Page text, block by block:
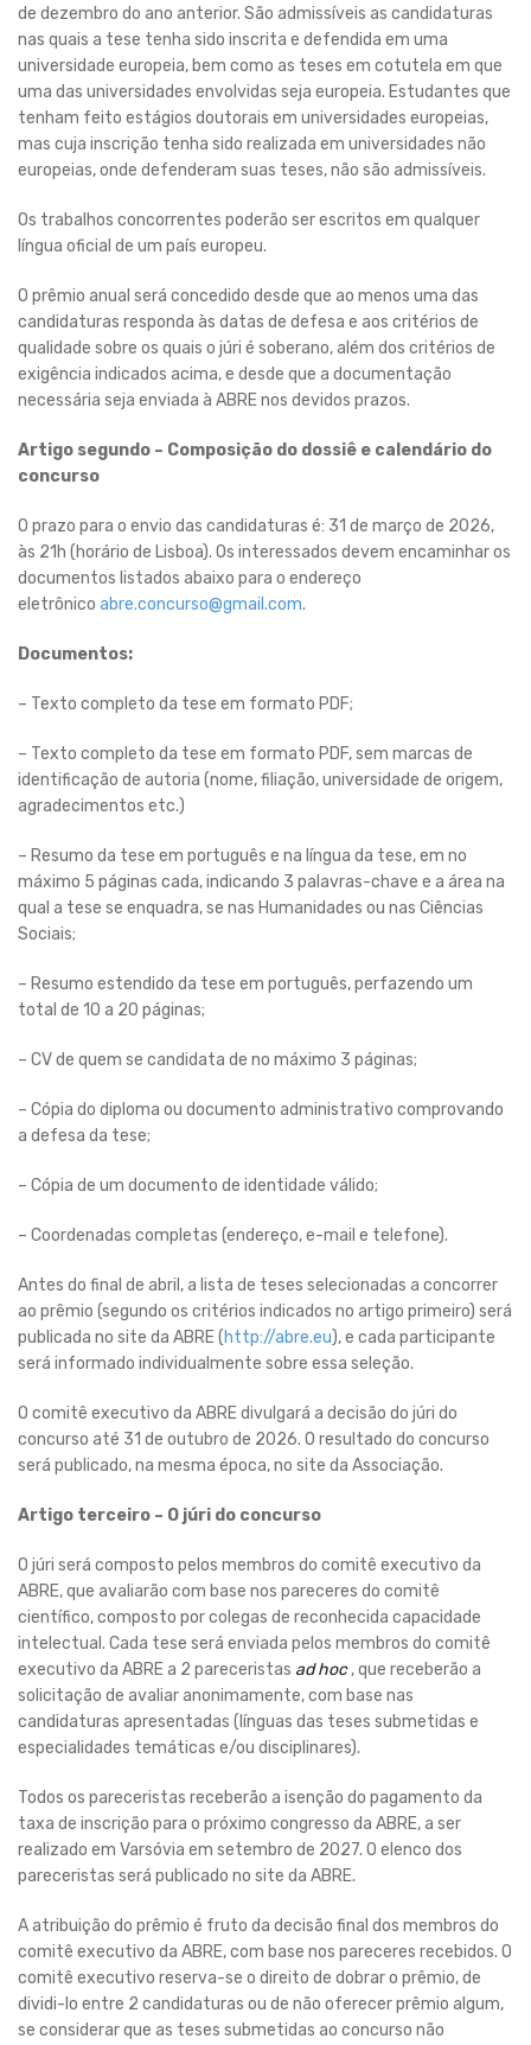
de dezembro do ano anterior. São admissíveis as candidaturas
nas quais a tese tenha sido inscrita e defendida em uma
universidade europeia, bem como as teses em cotutela em que
uma das universidades envolvidas seja europeia. Estudantes que
tenham feito estágios doutorais em universidades europeias,
mas cuja inscrição tenha sido realizada em universidades não
europeias, onde defenderam suas teses, não são admissíveis.
Os trabalhos concorrentes poderão ser escritos em qualquer
língua oficial de um país europeu.
O prêmio anual será concedido desde que ao menos uma das
candidaturas responda às datas de defesa e aos critérios de
qualidade sobre os quais o júri é soberano, além dos critérios de
exigência indicados acima, e desde que a documentação
necessária seja enviada à ABRE nos devidos prazos.
Artigo segundo – Composição do dossiê e calendário do
concurso
O prazo para o envio das candidaturas é: 31 de março de 2026,
às 21h (horário de Lisboa). Os interessados devem encaminhar os
documentos listados abaixo para o endereço
eletrônico abre.concurso@gmail.com.
Documentos:
– Texto completo da tese em formato PDF;
– Texto completo da tese em formato PDF, sem marcas de
identificação de autoria (nome, filiação, universidade de origem,
agradecimentos etc.)
– Resumo da tese em português e na língua da tese, em no
máximo 5 páginas cada, indicando 3 palavras-chave e a área na
qual a tese se enquadra, se nas Humanidades ou nas Ciências
Sociais;
– Resumo estendido da tese em português, perfazendo um
total de 10 a 20 páginas;
– CV de quem se candidata de no máximo 3 páginas;
– Cópia do diploma ou documento administrativo comprovando
a defesa da tese;
– Cópia de um documento de identidade válido;
– Coordenadas completas (endereço, e-mail e telefone).
Antes do final de abril, a lista de teses selecionadas a concorrer
ao prêmio (segundo os critérios indicados no artigo primeiro) será
publicada no site da ABRE (http://abre.eu), e cada participante
será informado individualmente sobre essa seleção.
O comitê executivo da ABRE divulgará a decisão do júri do
concurso até 31 de outubro de 2026. O resultado do concurso
será publicado, na mesma época, no site da Associação.
Artigo terceiro – O júri do concurso
O júri será composto pelos membros do comitê executivo da
ABRE, que avaliarão com base nos pareceres do comitê
científico, composto por colegas de reconhecida capacidade
intelectual. Cada tese será enviada pelos membros do comitê
executivo da ABRE a 2 pareceristas ad hoc, que receberão a
solicitação de avaliar anonimamente, com base nas
candidaturas apresentadas (línguas das teses submetidas e
especialidades temáticas e/ou disciplinares).
Todos os pareceristas receberão a isenção do pagamento da
taxa de inscrição para o próximo congresso da ABRE, a ser
realizado em Varsóvia em setembro de 2027. O elenco dos
pareceristas será publicado no site da ABRE.
A atribuição do prêmio é fruto da decisão final dos membros do
comitê executivo da ABRE, com base nos pareceres recebidos. O
comitê executivo reserva-se o direito de dobrar o prêmio, de
dividi-lo entre 2 candidaturas ou de não oferecer prêmio algum,
se considerar que as teses submetidas ao concurso não